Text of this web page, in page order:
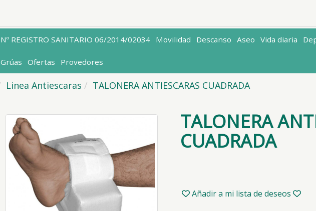
Nº REGISTRO SANITARIO 06/2014/02034 Movilidad Descanso Aseo Vida diaria
Grúas Ofertas Provedores
Linea Antiescaras TALONERA ANTIESCARAS CUADRADA
TALONERA
CUADRADA
Añadir a mi lista de deseos